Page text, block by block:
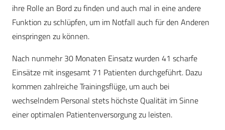
ihre Rolle an Bord zu finden und auch mal in eine andere
Funktion zu schlüpfen, um im Notfall auch für den Anderen
einspringen zu können.
Nach nunmehr 30 Monaten Einsatz wurden 41 scharfe
Einsätze mit insgesamt 71 Patienten durchgeführt. Dazu
kommen zahlreiche Trainingsflüge, um auch bei
wechselndem Personal stets höchste Qualität im Sinne
einer optimalen Patientenversorgung zu leisten.